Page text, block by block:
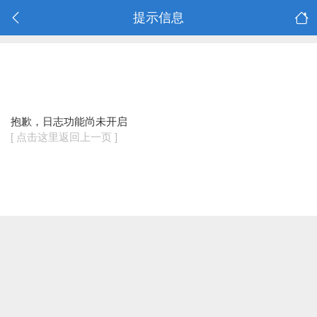
提示信息
抱歉，日志功能尚未开启
[ 点击这里返回上一页 ]